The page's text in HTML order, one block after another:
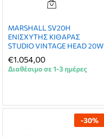
MARSHALL SV20H
ENIΣΧΥΤΗΣ ΚΙΘΑΡΑΣ
STUDIO VINTAGE HEAD 20W
€1.054,00
Διαθέσιμο σε 1-3 ημέρες
-30%